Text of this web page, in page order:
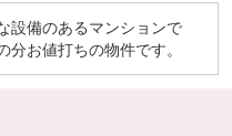
設備のあるマンションで
お値打ちの物件です。